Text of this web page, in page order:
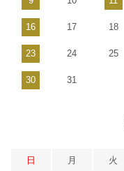
16 17 18
23 24 25
30 31
日 月 火